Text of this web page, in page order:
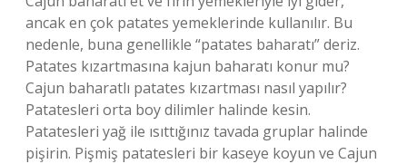
ancak en çok patates yemeklerinde kullanılır. Bu
nedenle, buna genellikle “patates baharatı” deriz.
Patates kızartmasına kajun baharatı konur mu?
Cajun baharatlı patates kızartması nasıl yapılır?
Patatesleri orta boy dilimler halinde kesin.
Patatesleri yağ ile ısıttığınız tavada gruplar halinde
pişirin. Pişmiş patatesleri bir kaseye koyun ve Cajun